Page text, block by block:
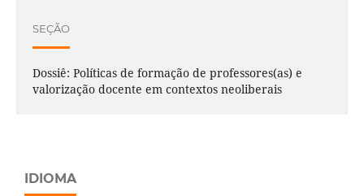
SEÇÃO
Dossiê: Políticas de formação de professores(as) e
valorização docente em contextos neoliberais
IDIOMA